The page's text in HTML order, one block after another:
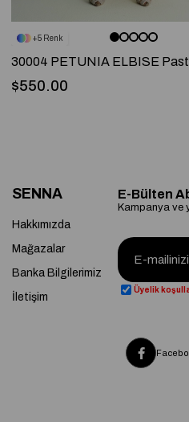
5
30004 PETUNIA ELBISE
$550.00
SENNA
Hakkımızda
Mağazalar
Banka Bilgilerimiz
İletişim
E-Bülten
Kampanya ve
Üyelik